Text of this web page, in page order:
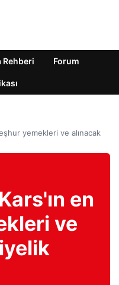
Rehberi Forum
yemekleri ve alınacak
en
ve